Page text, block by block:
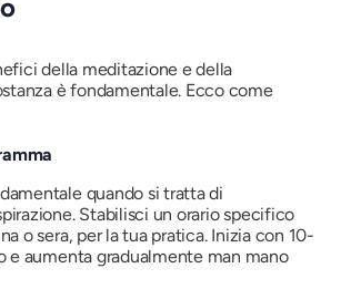
della meditazione e della
è fondamentale. Ecco come
quando si tratta di
Stabilisci un orario specifico
o sera, per la tua pratica. Inizia con 10-
e aumenta gradualmente man mano